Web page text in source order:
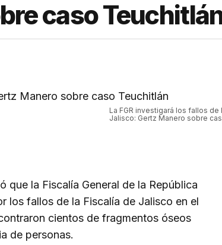
caso
La FGR investigará los fallos de
Jalisco: Gertz Manero sobre
que la Fiscalía General de la República
los fallos de la Fiscalía de Jalisco en el
cientos de fragmentos óseos
de personas.